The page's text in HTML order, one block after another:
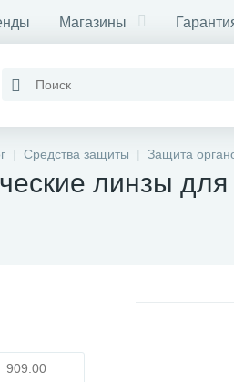
Магазины
Средства защиты Защита
линзы